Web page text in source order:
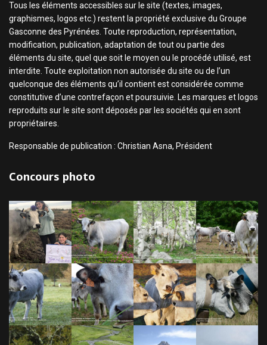
Tous les éléments accessibles sur le site (textes, images,
graphismes, logos etc.) restent la propriété exclusive du Groupe
Gasconne des Pyrénées. Toute reproduction, représentation,
modification, publication, adaptation de tout ou partie des
éléments du site, quel que soit le moyen ou le procédé utilisé, est
interdite. Toute exploitation non autorisée du site ou de l’un
quelconque des éléments qu’il contient est considérée comme
constitutive d’une contrefaçon et poursuivie. Les marques et logos
reproduits sur le site sont déposés par les sociétés qui en sont
propriétaires.
Responsable de publication : Christian Asna, Président
Concours photo